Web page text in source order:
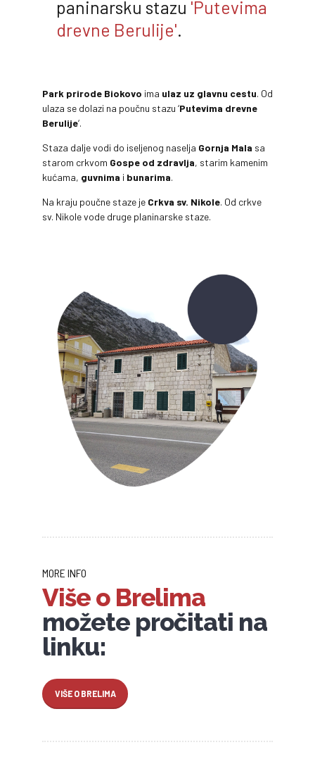
paninarsku stazu 'Putevima
drevne Berulije'.
Park prirode Biokovo ima ulaz uz glavnu cestu. Od
ulaza se dolazi na poučnu stazu ‘Putevima drevne
Berulije‘.
Staza dalje vodi do iseljenog naselja Gornja Mala sa
starom crkvom Gospe od zdravlja, starim kamenim
kućama, guvnima i bunarima.
Na kraju poučne staze je Crkva sv. Nikole. Od crkve
sv. Nikole vode druge planinarske staze.
MORE INFO
Više o Brelima
možete pročitati na
linku:
VIŠE O BRELIMA